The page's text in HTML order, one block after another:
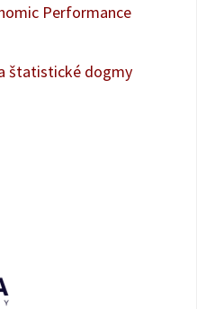
Performance
štatistické dogmy